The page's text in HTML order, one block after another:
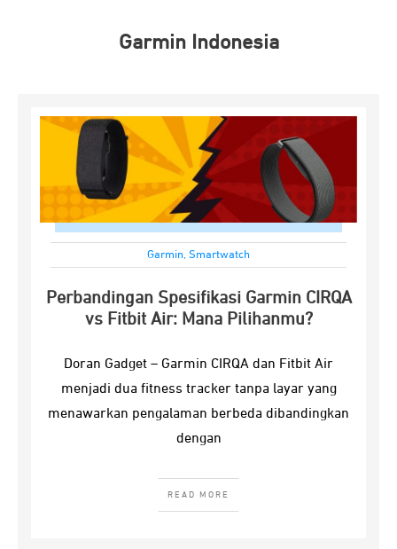
Garmin Indonesia
Garmin, Smartwatch
Perbandingan Spesifikasi Garmin CIRQA
vs Fitbit Air: Mana Pilihanmu?
Doran Gadget – Garmin CIRQA dan Fitbit Air
menjadi dua fitness tracker tanpa layar yang
menawarkan pengalaman berbeda dibandingkan
dengan
READ MORE